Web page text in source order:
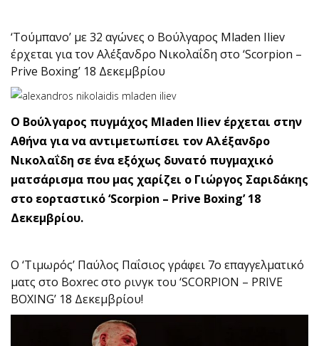
‘Τούμπανο’ με 32 αγώνες ο Βούλγαρος Mladen Iliev
έρχεται για τον Αλέξανδρο Νικολαΐδη στο ‘Scorpion –
Prive Boxing’ 18 Δεκεμβρίου
Ο Βούλγαρος πυγμάχος Mladen Iliev έρχεται στην
Αθήνα για να αντιμετωπίσει τον Αλέξανδρο
Νικολαΐδη σε ένα εξόχως δυνατό πυγμαχικό
ματσάρισμα που μας χαρίζει ο Γιώργος Σαριδάκης
στο εορταστικό ‘Scorpion – Prive Boxing’ 18
Δεκεμβρίου.
O ‘Τιμωρός’ Παύλος Παΐσιος γράφει 7o επαγγελματικό
ματς στο Boxrec στο ρινγκ του ‘SCORPION – PRIVE
BOXING’ 18 Δεκεμβρίου!